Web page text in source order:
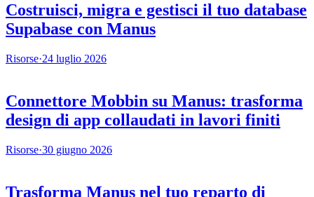
Costruisci, migra e gestisci il tuo database
Supabase con Manus
Risorse·24 luglio 2026
Connettore Mobbin su Manus: trasforma
design di app collaudati in lavori finiti
Risorse·30 giugno 2026
Trasforma Manus nel tuo reparto di